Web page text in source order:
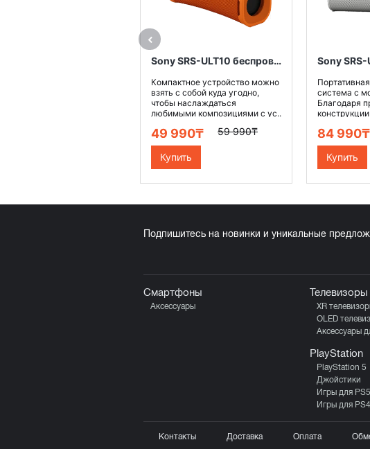
Sony SRS-ULT10 беспроводная колонка, цвет оранжевый
Компактное устройство можно
взять с собой куда угодно,
чтобы наслаждаться
любимыми композициями с ус..
49 990₸ 59 990₸
Купить
система с
Благодаря
84 990₸
Купить
Подпишитесь на новинки и уникальные
Смартфоны
Аксессуары
Телевизоры
XR
OLED
Аксессуары
PlayStation
PlayStation 5
Джойстики
Игры для PS5
Игры для PS4
Контакты Доставка Оплата